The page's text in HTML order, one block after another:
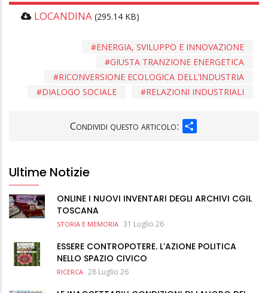
LOCANDINA (295.14 KB)
ENERGIA, SVILUPPO E INNOVAZIONE
GIUSTA TRANZIONE ENERGETICA
RICONVERSIONE ECOLOGICA DELL’INDUSTRIA
RELAZIONI INDUSTRIALI
DIALOGO SOCIALE
Condividi questo articolo:
Ultime Notizie
ONLINE I NUOVI INVENTARI DEGLI ARCHIVI CGIL
TOSCANA
STORIA E MEMORIA 31 Luglio 26
ESSERE CONTROPOTERE. L’AZIONE POLITICA
NELLO SPAZIO CIVICO
RICERCA 28 Luglio 26